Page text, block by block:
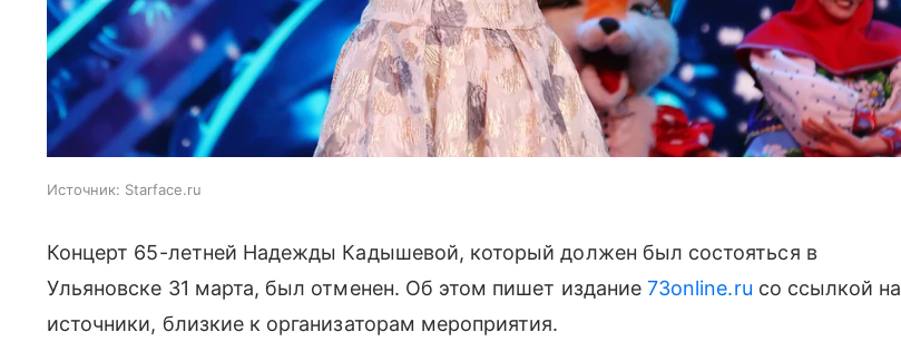
Источник: Starface.ru
Концерт 65-летней Надежды Кадышевой, который должен был состояться в
Ульяновске 31 марта, был отменен. Об этом пишет издание73online.ru со ссылкой на
источники, близкие к организаторам мероприятия.